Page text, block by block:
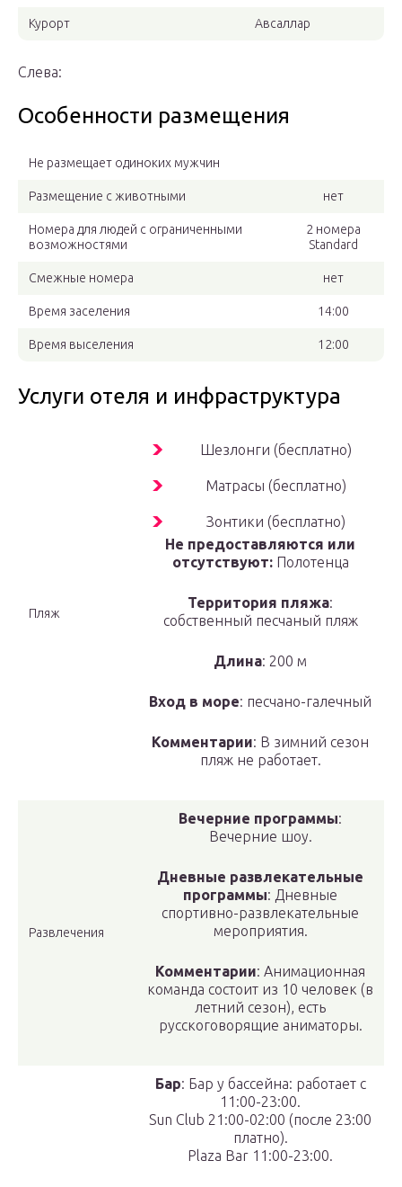
Курорт Авсаллар
Слева:
Особенности размещения
Не размещает одиноких мужчин
Размещение с животными нет
Номера для людей с ограниченными
возможностями
2 номера
Standard
Смежные номера нет
Время заселения 14:00
Время выселения 12:00
Услуги отеля и инфраструктура
Пляж
Шезлонги (бесплатно)
Матрасы (бесплатно)
Зонтики (бесплатно)
Не предоставляются или
отсутствуют:Полотенца
Территория пляжа:
собственный песчаный пляж
Длина: 200 м
Вход в море: песчано-галечный
Комментарии: В зимний сезон
пляж не работает.
Развлечения
Вечерние программы:
Вечерние шоу.
Дневные развлекательные
программы: Дневные
спортивно-развлекательные
мероприятия.
Комментарии: Анимационная
команда состоит из 10 человек (в
летний сезон), есть
русскоговорящие аниматоры.
Бар: Бар у бассейна: работает с
11:00-23:00.
Sun Club 21:00-02:00 (после 23:00
платно).
Plaza Bar 11:00-23:00.